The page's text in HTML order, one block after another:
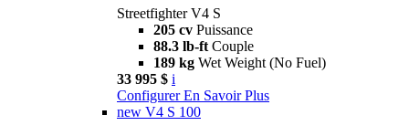
Streetfighter V4 S
205 cv Puissance
88.3 lb-ft Couple
189 kg Wet Weight (No Fuel)
33 995 $ i
Configurer En Savoir Plus
new V4 S 100